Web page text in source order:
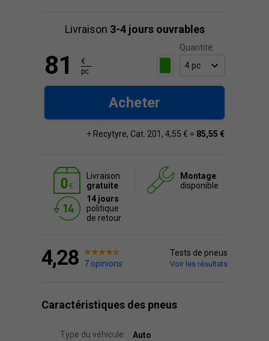
Livraison 3-4 jours ouvrables
Quantité:
81
€
pc
Acheter
+ Recytyre, Cat. 201, 4,55 € = 85,55 €
Livraison
gratuite
Montage
disponible
14 jours
politique
de retour
4,28 7 opinions
Tests de pneus
Voir les résultats
Caractéristiques des pneus
Type du véhicule:
Auto